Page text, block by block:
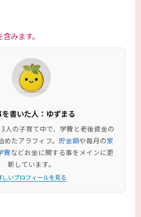
みます。
書いた人：ゆずまる
人の子育て中で、学費と老後資金の
たアラフィフ。 貯金額や毎月の家
費などお金に関する事をメインに更
新しています。
しいプロフィールを見る